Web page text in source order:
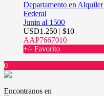
Departamento en
Federal
Junin al 1500
USD1.250 | $10
AAP7667010
+/- Favorito
0
Encontranos en